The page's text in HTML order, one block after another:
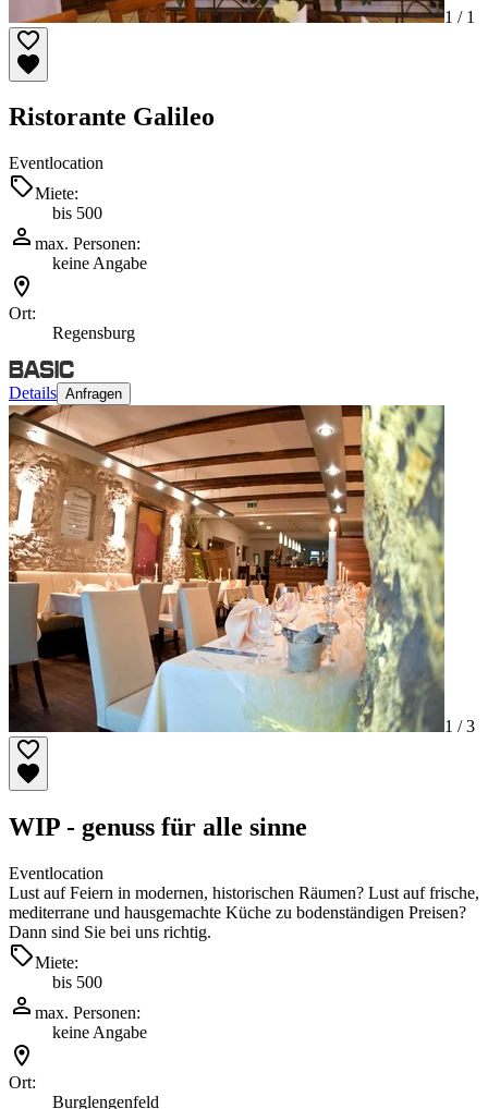
1 / 1
Ristorante Galileo
Eventlocation
Miete:
bis 500
max. Personen:
keine Angabe
Ort:
Regensburg
Details Anfragen
1 /3
WIP - genuss für alle sinne
Eventlocation
Lust auf Feiern in modernen, historischen Räumen? Lust auf frische,
mediterrane und hausgemachte Küche zu bodenständigen Preisen?
Dann sind Sie bei uns richtig.
Miete:
bis 500
max. Personen:
keine Angabe
Ort:
Burglengenfeld